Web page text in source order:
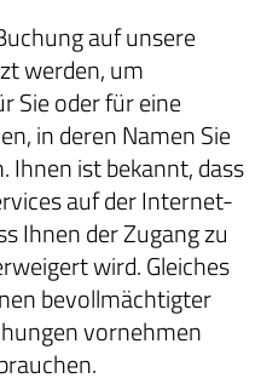
auf unsere
werden, um
Sie oder für eine
in deren Namen Sie
Ihnen ist bekannt, dass
auf der Internet-
Ihnen der Zugang zu
wird. Gleiches
bevollmächtigter
vornehmen